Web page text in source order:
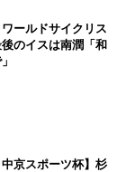
ールドサイクリス
のイスは南潤「和
京スポーツ杯】杉